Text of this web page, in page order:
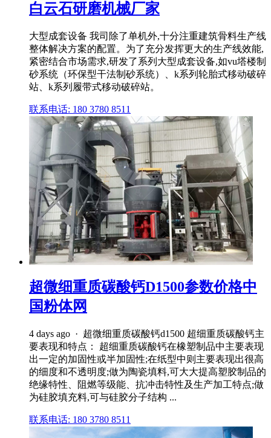
白云石研磨机械厂家
大型成套设备 我司除了单机外,十分注重建筑骨料生产线
整体解决方案的配置。为了充分发挥更大的生产线效能,
紧密结合市场需求,研发了系列大型成套设备,如vu塔楼制
砂系统（环保型干法制砂系统）、k系列轮胎式移动破碎
站、k系列履带式移动破碎站。
联系电话: 180 3780 8511
超微细重质碳酸钙D1500参数价格中
国粉体网
4 days ago · 超微细重质碳酸钙d1500 超细重质碳酸钙主
要表现和特点： 超细重质碳酸钙在橡塑制品中主要表现
出一定的加固性或半加固性;在纸型中则主要表现出很高
的细度和不透明度;做为陶瓷填料,可大大提高塑胶制品的
绝缘特性、阻燃等级能、抗冲击特性及生产加工特点;做
为硅胶填充料,可与硅胶分子结构 ...
联系电话: 180 3780 8511